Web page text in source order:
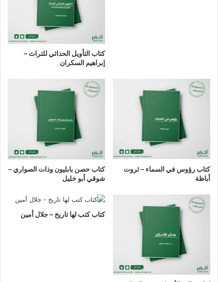
كتاب التأويل الحداثي للتراث –
إبراهيم السكران
كتاب رؤوس في السماء – ثروت
أباظة
كتاب حصن بابليون وذات الصواري –
شوقي أبو خليل
كتاب كتب لها تاريخ – جلال أمين